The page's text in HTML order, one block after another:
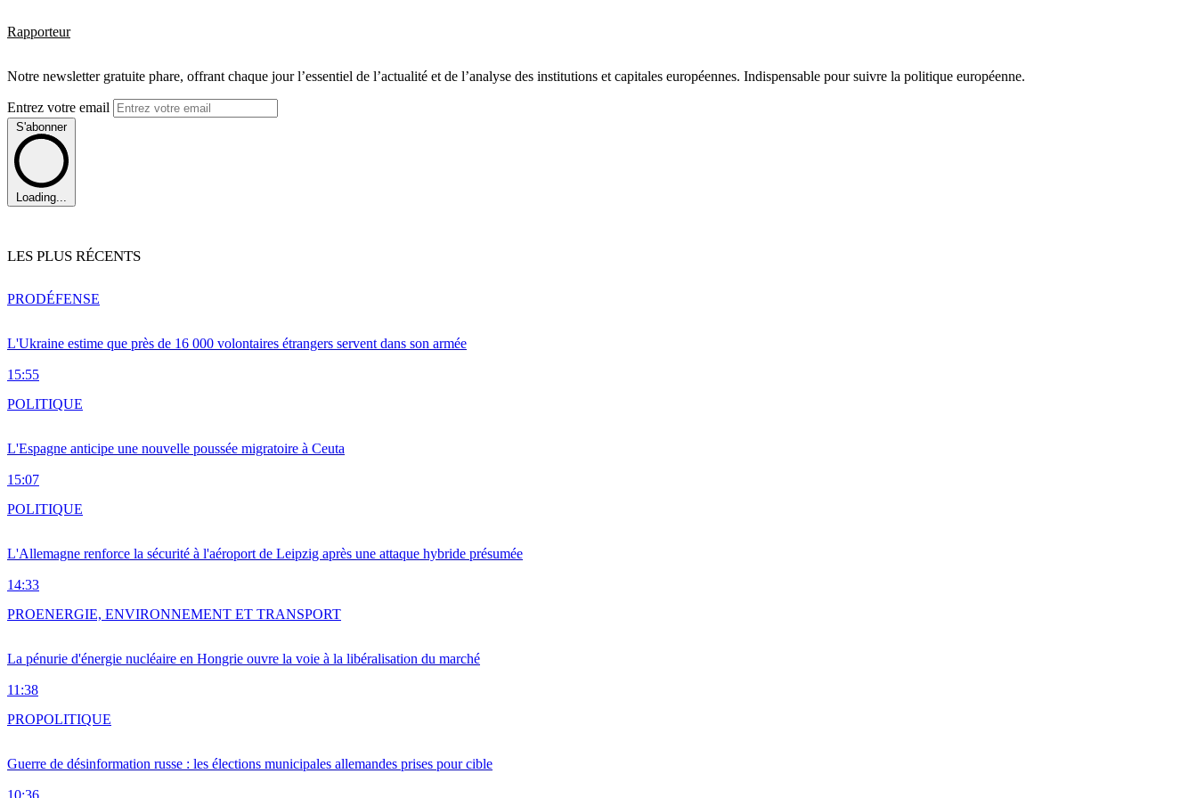
Rapporteur
Notre newsletter gratuite phare, offrant chaque jour l’essentiel de l’actualité et de l’analyse des institutions et capitales européennes. Indispensable pour suivre la politique européenne.
Entrez votre email
S'abonner
Loading...
LES PLUS RÉCENTS
L'Ukraine estime que près de 16 000 volontaires étrangers servent dans son armée
15:55
PRODÉFENSE
L'Espagne anticipe une nouvelle poussée migratoire à Ceuta
15:07
POLITIQUE
L'Allemagne renforce la sécurité à l'aéroport de Leipzig après une attaque hybride présumée
14:33
POLITIQUE
La pénurie d'énergie nucléaire en Hongrie ouvre la voie à la libéralisation du marché
11:38
PROENERGIE, ENVIRONNEMENT ET TRANSPORT
Guerre de désinformation russe : les élections municipales allemandes prises pour cible
PROPOLITIQUE